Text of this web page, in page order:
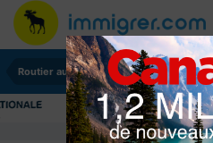
Routier au Canada (camionneur)
Immigrer au Canada: